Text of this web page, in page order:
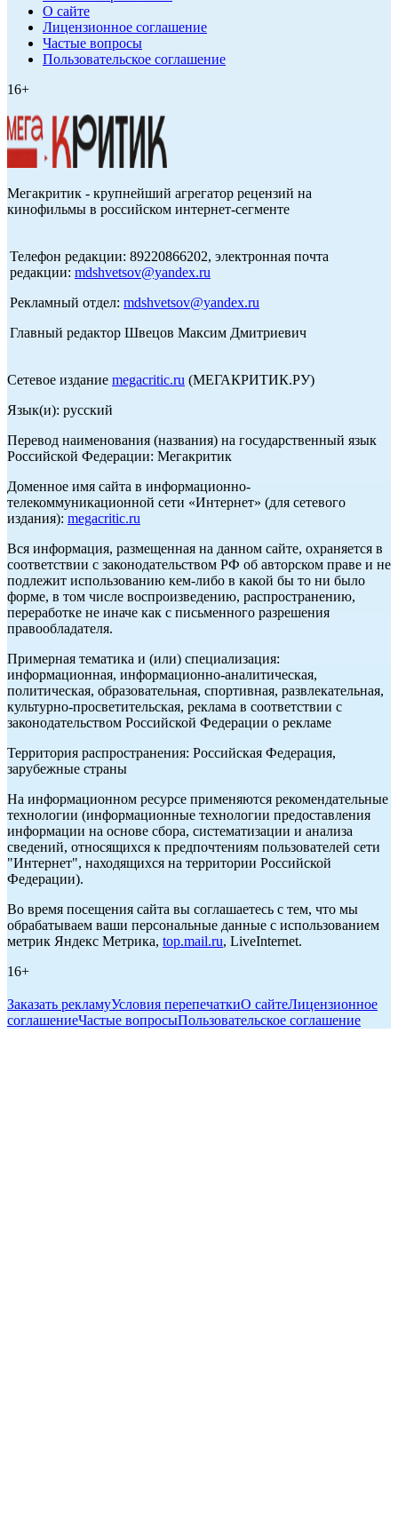
О сайте
Лицензионное соглашение
Частые вопросы
Пользовательское соглашение
16+
Мегакритик - крупнейший агрегатор рецензий на
кинофильмы в российском интернет-сегменте
Телефон редакции: 89220866202, электронная почта
редакции: mdshvetsov@yandex.ru
Рекламный отдел: mdshvetsov@yandex.ru
Главный редактор Швецов Максим Дмитриевич
Сетевое издание megacritic.ru (МЕГАКРИТИК.РУ)
Язык(и): русский
Перевод наименования (названия) на государственный язык
Российской Федерации: Мегакритик
Доменное имя сайта в информационно-
телекоммуникационной сети «Интернет» (для сетевого
издания): megacritic.ru
Вся информация, размещенная на данном сайте, охраняется в
соответствии с законодательством РФ об авторском праве и не
подлежит использованию кем-либо в какой бы то ни было
форме, в том числе воспроизведению, распространению,
переработке не иначе как с письменного разрешения
правообладателя.
Примерная тематика и (или) специализация:
информационная, информационно-аналитическая,
политическая, образовательная, спортивная, развлекательная,
культурно-просветительская, реклама в соответствии с
законодательством Российской Федерации о рекламе
Территория распространения: Российская Федерация,
зарубежные страны
На информационном ресурсе применяются рекомендательные
технологии (информационные технологии предоставления
информации на основе сбора, систематизации и анализа
сведений, относящихся к предпочтениям пользователей сети
"Интернет", находящихся на территории Российской
Федерации).
Во время посещения сайта вы соглашаетесь с тем, что мы
обрабатываем ваши персональные данные с использованием
метрик Яндекс Метрика, top.mail.ru, LiveInternet.
16+
Заказать рекламуУсловия перепечаткиО сайтеЛицензионное
соглашениеЧастые вопросыПользовательское соглашение